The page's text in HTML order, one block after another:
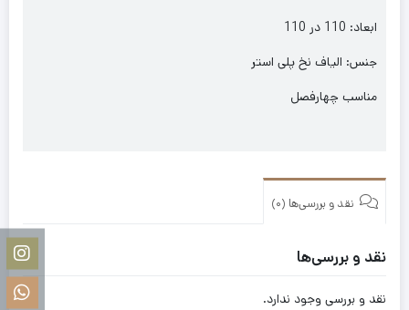
ابعاد: 110 در 110
جنس: الیاف نخ پلی استر
مناسب چهارفصل
نقد و بررسی‌ها (0)
نقد و بررسی‌ها
نقد و بررسی وجود ندارد.